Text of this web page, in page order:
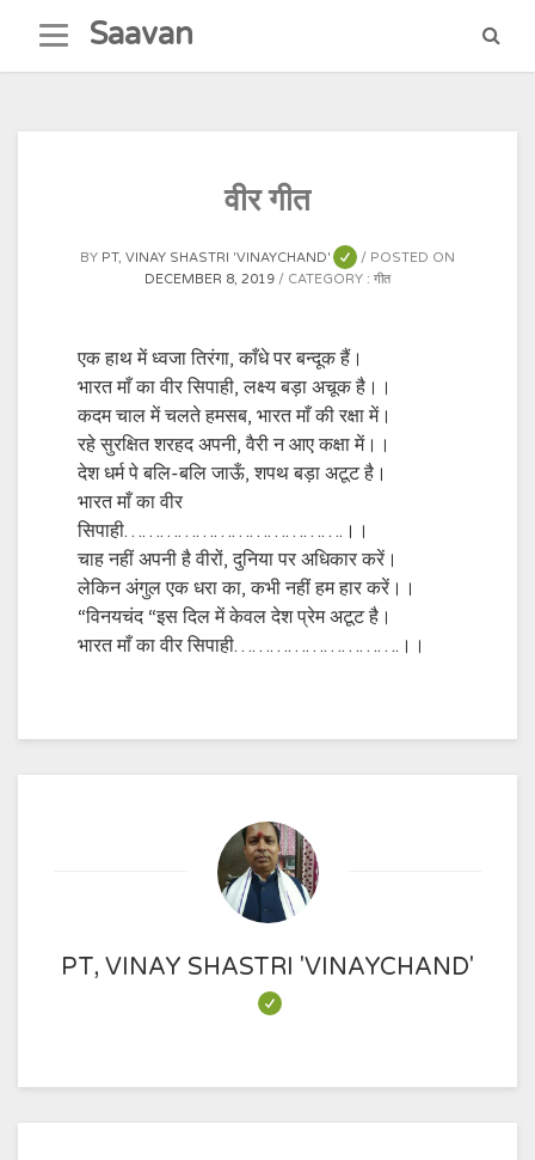
content
Saavan
वीर गीत
BY PT, VINAY SHASTRI 'VINAYCHAND'
POSTED ON
DECEMBER 8, 2019
CATEGORY : गीत
एक हाथ में ध्वजा तिरंगा, काँधे पर बन्दूक हैं।
भारत माँ का वीर सिपाही, लक्ष्य बड़ा अचूक है।।
कदम चाल में चलते हमसब, भारत माँ की रक्षा में।
रहे सुरक्षित शरहद अपनी, वैरी न आए कक्षा में।।
देश धर्म पे बलि-बलि जाऊँ, शपथ बड़ा अटूट है।
भारत माँ का वीर
सिपाही……………………………….।।
चाह नहीं अपनी है वीरों, दुनिया पर अधिकार करें।
लेकिन अंगुल एक धरा का, कभी नहीं हम हार करें।।
“विनयचंद “इस दिल में केवल देश प्रेम अटूट है।
भारत माँ का वीर सिपाही……………………….।।
PT, VINAY SHASTRI 'VINAYCHAND'